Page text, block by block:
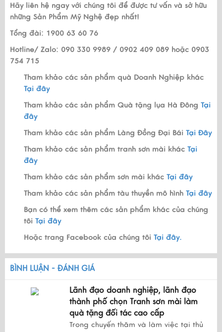
Hãy liên hệ ngay với chúng tôi để được tư vấn và sở hữu
những Sản Phẩm Mỹ Nghệ đẹp nhất!
Tổng đài: 1900 63 60 76
Hotline/ Zalo: 090 330 9989 / 0902 409 089 hoặc 0903
754 715
Tham khảo các sản phẩm quà Doanh Nghiệp khác
Tại đây
Tham khảo các sản phẩm Quà tặng lụa Hà Đông Tại
đây
Tham khảo các sản phẩm Làng Đồng Đại Bái Tại Đây
Tham khảo các sản phẩm tranh sơn mài khác Tại
đây
Tham khảo các sản phẩm sơn mài khác Tại đây
Tham khảo các sản phẩm tàu thuyền mô hình Tại đây
Bạn có thể xem thêm các sản phẩm khác của chúng
tôi Tại đây
Hoặc trang Facebook của chúng tôi Tại đây.
BÌNH LUẬN - ĐÁNH GIÁ
Lãnh đạo doanh nghiệp, lãnh đạo
thành phố chọn Tranh sơn mài làm
quà tặng đối tác cao cấp
Trong chuyến thăm và làm việc tại thủ